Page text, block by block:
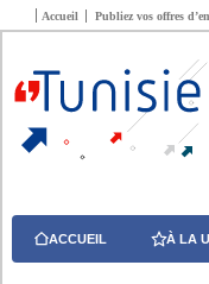
Accueil Publiez vos offres
ACCUEIL À LA